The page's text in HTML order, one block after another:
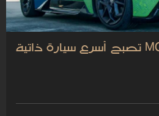
سيارة مازيراتي MC20 تصبح أسرع سيارة ذاتية